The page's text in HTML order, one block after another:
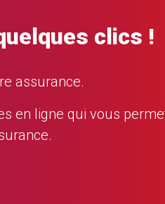
clics !
assurance.
en ligne qui vous